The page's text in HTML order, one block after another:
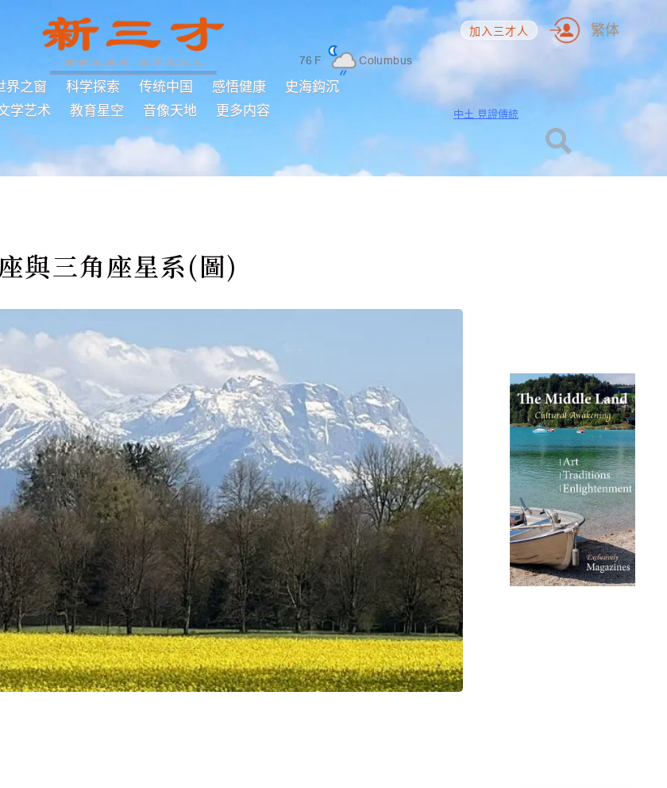
76 F Columbus
界之窗 科学探索 传统中国 感悟健康
史海鈎沉
学艺术
教育星空 音像天地 更多内容
加入三才人 繁体
中土 見證傳統
與三角座星系(圖)